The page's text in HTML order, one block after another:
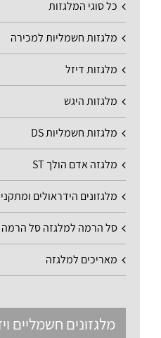
כל סוגי המלגזות
מלגזות חשמליות למכירה
מלגזות דיזל
מלגזות היגש
מלגזות חשמליות DS
מלגזה אדם הולך ST
מלגזונים הידראולים
סל הרמה למלגזה סל הרמה
מאריכים למלגזה
מלגזונים חשמליים